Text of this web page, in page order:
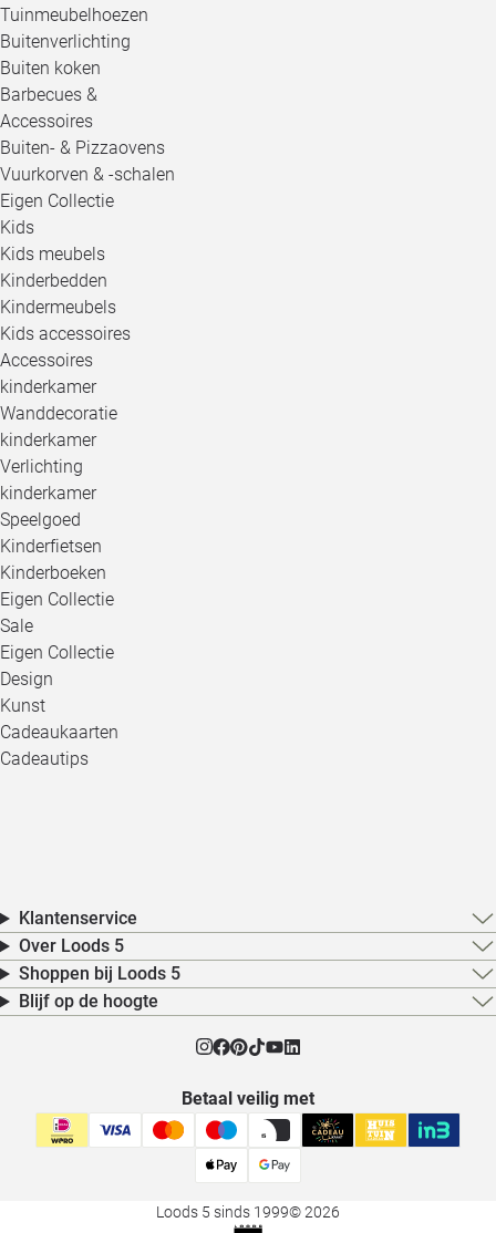
Tuinmeubelhoezen
Buitenverlichting
Buiten koken
Barbecues &
Accessoires
Buiten- & Pizzaovens
Vuurkorven & -schalen
Eigen Collectie
Kids
Kids meubels
Kinderbedden
Kindermeubels
Kids accessoires
Accessoires
kinderkamer
Wanddecoratie
kinderkamer
Verlichting
kinderkamer
Speelgoed
Kinderfietsen
Kinderboeken
Eigen Collectie
Sale
Eigen Collectie
Design
Kunst
Cadeaukaarten
Cadeautips
Klantenservice
Over Loods 5
Shoppen bij Loods 5
Blijf op de hoogte
Betaal veilig met
Loods 5 sinds 1999© 2026